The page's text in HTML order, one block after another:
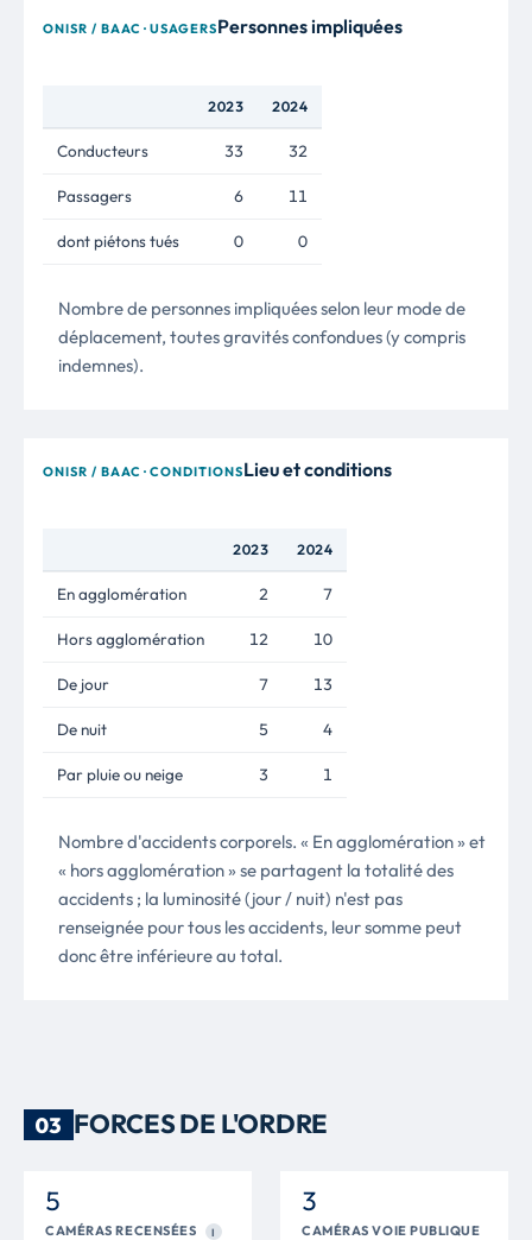
ONISR / BAAC · USAGERSPersonnes impliquées
2023 2024
Conducteurs 33 32
Passagers 6 11
dont piétons tués 0 0
Nombre de personnes impliquées selon leur mode de
déplacement, toutes gravités confondues (y compris
indemnes).
ONISR / BAAC · CONDITIONSLieu et conditions
2023 2024
En agglomération 2 7
Hors agglomération 12 10
De jour 7 13
De nuit 5 4
Par pluie ou neige 3 1
Nombre d'accidents corporels. « En agglomération » et
« hors agglomération » se partagent la totalité des
accidents ; la luminosité (jour / nuit) n'est pas
renseignée pour tous les accidents, leur somme peut
donc être inférieure au total.
03 FORCES DE L'ORDRE
5
CAMÉRAS RECENSÉES I
3
CAMÉRAS VOIE PUBLIQUE